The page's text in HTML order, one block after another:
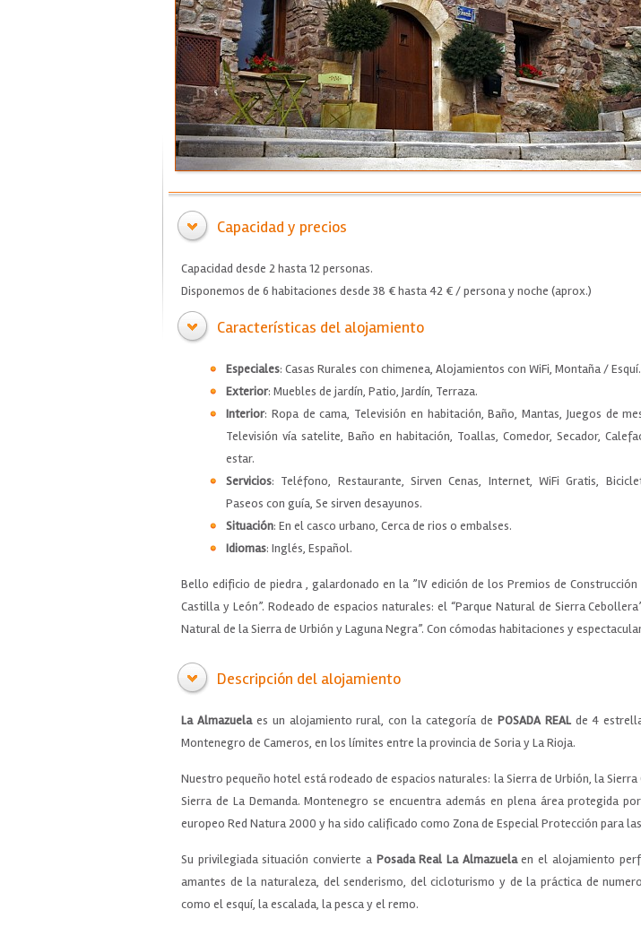
Capacidad y precios
Capacidad desde 2 hasta 12 personas.
Disponemos de 6 habitaciones desde 38 € hasta 42 € / persona y noche (aprox.)
Características del alojamiento
Especiales: Casas Rurales con chimenea, Alojamientos con WiFi, Montaña / Esquí.
Exterior: Muebles de jardín, Patio, Jardín, Terraza.
Interior: Ropa de cama, Televisión en habitación, Baño, Mantas, Juegos de
Televisión vía satelite, Baño en habitación, Toallas, Comedor, Secador,
estar.
Servicios: Teléfono, Restaurante, Sirven Cenas, Internet, WiFi Gratis,
Paseos con guía, Se sirven desayunos.
Situación: En el casco urbano, Cerca de rios o embalses.
Idiomas: Inglés, Español.
Bello edificio de piedra , galardonado en la ”IV edición de los Premios de Construcción
Castilla y León”. Rodeado de espacios naturales: el “Parque Natural de Sierra
Natural de la Sierra de Urbión y Laguna Negra”. Con cómodas habitaciones y
Descripción del alojamiento
La Almazuelaes un alojamiento rural, con la categoría de POSADA REALde 4
Montenegro de Cameros, en los límites entre la provincia de Soria y La Rioja.
Nuestro pequeño hotel está rodeado de espacios naturales: la Sierra de Urbión, la
Sierra de La Demanda. Montenegro se encuentra además en plena área protegida
europeo Red Natura 2000 y ha sido calificado como Zona de Especial Protección para las
Su privilegiada situación convierte a Posada Real La Almazuelaen el alojamiento
amantes de la naturaleza, del senderismo, del cicloturismo y de la práctica de
como el esquí, la escalada, la pesca y el remo.